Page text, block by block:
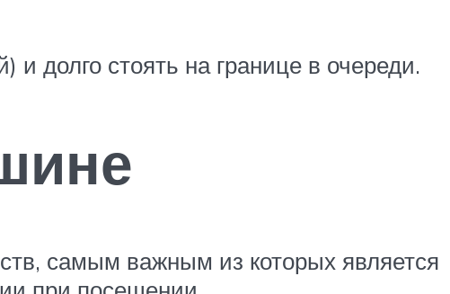
и долго стоять на границе в очереди.
самым важным из которых является